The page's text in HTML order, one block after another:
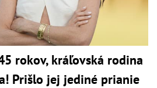
rokov, kráľovská rodina
Prišlo jej jediné prianie